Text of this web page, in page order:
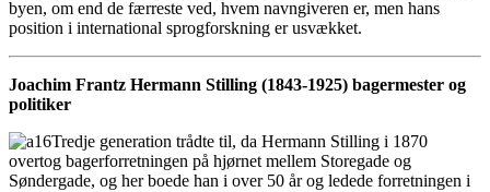
byen, om end de færreste ved, hvem navngiveren er, men hans
position i international sprogforskning er usvækket.
Joachim Frantz Hermann Stilling (1843-1925) bagermester og
politiker
Tredje generation trådte til, da Hermann Stilling i 1870
overtog bagerforretningen på hjørnet mellem Storegade og
Søndergade, og her boede han i over 50 år og ledede forretningen i